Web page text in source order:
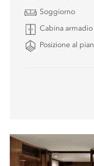
Soggiorno
Cabina armadio
Posizione al